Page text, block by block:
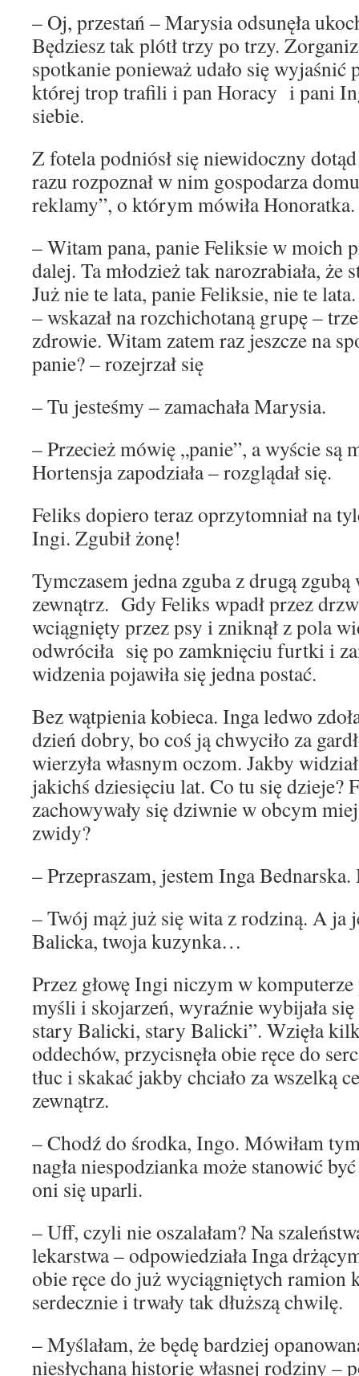
– Oj, przestań – Marysia odsunęła
Będziesz tak plótł trzy po trzy.
spotkanie ponieważ udało się wyjaśnić
której trop trafili i pan Horacy i pani
siebie.
Z fotela podniósł się niewidoczny
razu rozpoznał w nim gospodarza
reklamy”, o którym mówiła Honoratka.
– Witam pana, panie Feliksie w moich
dalej. Ta młodzież tak narozrabiała, że
Już nie te lata, panie Feliksie, nie te
– wskazał na rozchichotaną grupę –
zdrowie. Witam zatem raz jeszcze na
panie? – rozejrzał się
– Tu jesteśmy – zamachała Marysia.
– Przecież mówię „panie”, a wyście są
Hortensja zapodziała – rozglądał się.
Feliks dopiero teraz oprzytomniał na
Ingi. Zgubił żonę!
Tymczasem jedna zguba z drugą zgubą
zewnątrz. Gdy Feliks wpadł przez
wciągnięty przez psy i zniknął z pola
odwróciła się po zamknięciu furtki i
widzenia pojawiła się jedna postać.
Bez wątpienia kobieca. Inga ledwo
dzień dobry, bo coś ją chwyciło za
wierzyła własnym oczom. Jakby
jakichś dziesięciu lat. Co tu się dzieje?
zachowywały się dziwnie w obcym
zwidy?
– Przepraszam, jestem Inga
– Twój mąż już się wita z rodziną. A ja
Balicka, twoja kuzynka…
Przez głowę Ingi niczym w
myśli i skojarzeń, wyraźnie wybijała
stary Balicki, stary Balicki”. Wzięła
oddechów, przycisnęła obie ręce do
tłuc i skakać jakby chciało za wszelką
zewnątrz.
– Chodź do środka, Ingo. Mówiłam
nagła niespodzianka może stanowić
oni się uparli.
– Uff, czyli nie oszalałam? Na
lekarstwa – odpowiedziała Inga
obie ręce do już wyciągniętych ramion
serdecznie i trwały tak dłuższą chwilę.
– Myślałam, że będę bardziej
niesłychaną historię własnej rodziny –